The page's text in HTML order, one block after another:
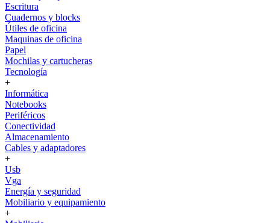
Escritura
Cuadernos y blocks
Útiles de oficina
Maquinas de oficina
Papel
Mochilas y cartucheras
Tecnología
+
Informática
Notebooks
Periféricos
Conectividad
Almacenamiento
Cables y adaptadores
+
Usb
Vga
Energía y seguridad
Mobiliario y equipamiento
+